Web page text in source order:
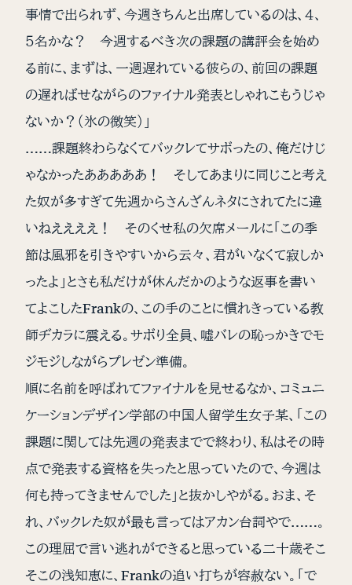
事情で出られず、今週きちんと出席しているのは、４、
５名かな？ 今週するべき次の課題の講評会を始め
る前に、まずは、一週遅れている彼らの、前回の課題
の遅ればせながらのファイナル発表としゃれこもうじゃ
ないか？（氷の微笑）」
……課題終わらなくてバックレてサボったの、俺だけじ
ゃなかったあああああ！ そしてあまりに同じこと考え
た奴が多すぎて先週からさんざんネタにされてたに違
いねええええ！ そのくせ私の欠席メールに「この季
節は風邪を引きやすいから云々、君がいなくて寂しか
ったよ」とさも私だけが休んだかのような返事を書い
てよこしたFrankの、この手のことに慣れきっている教
師ヂカラに震える。サボり全員、嘘バレの恥っかきでモ
ジモジしながらプレゼン準備。
順に名前を呼ばれてファイナルを見せるなか、コミュニ
ケーションデザイン学部の中国人留学生女子某、「この
課題に関しては先週の発表までで終わり、私はその時
点で発表する資格を失ったと思っていたので、今週は
何も持ってきませんでした」と抜かしやがる。おま、そ
れ、バックレた奴が最も言ってはアカン台詞やで……。
この理屈で言い逃れができると思っている二十歳そこ
そこの浅知恵に、Frankの追い打ちが容赦ない。「で